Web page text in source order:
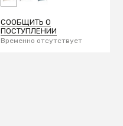
СООБЩИТЬ О
ПОСТУПЛЕНИИ
Временно отсутствует